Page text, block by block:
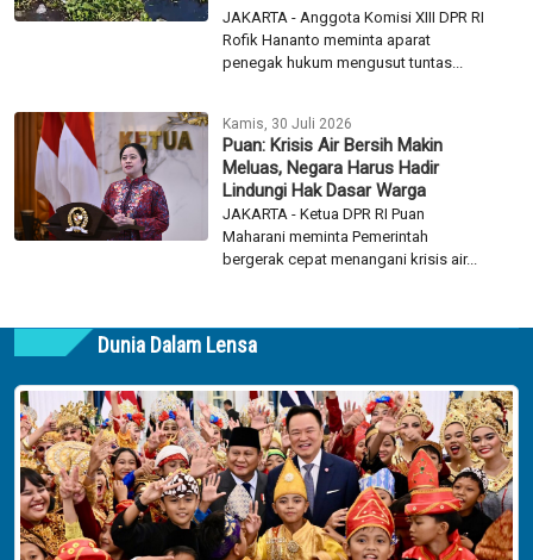
JAKARTA - Anggota Komisi XIII DPR RI
Rofik Hananto meminta aparat
penegak hukum mengusut tuntas...
Kamis, 30 Juli 2026
Puan: Krisis Air Bersih Makin
Meluas, Negara Harus Hadir
Lindungi Hak Dasar Warga
JAKARTA - Ketua DPR RI Puan
Maharani meminta Pemerintah
bergerak cepat menangani krisis air...
Dunia Dalam Lensa